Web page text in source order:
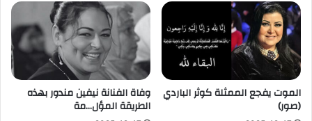
الموت يفجع الممثلة كوثر الباردي
(صور)
وفاة الفنانة نيفين مندور بهذه
الطريقة المؤل…مة